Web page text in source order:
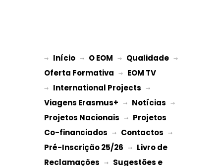
→ Início → O EOM → Qualidade
Oferta Formativa → EOM TV
→ International Projects
Viagens Erasmus+ → Notícias
Projetos Nacionais → Projetos
Co-financiados → Contactos
Pré-Inscrição 25/26 → Livro de
Reclamações → Sugestões e